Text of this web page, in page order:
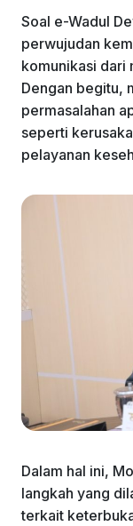
Soal e-Wadul
perwujudan
komunikasi dari
Dengan begitu,
permasalahan
seperti
pelayanan
Dalam hal ini,
langkah yang
terkait